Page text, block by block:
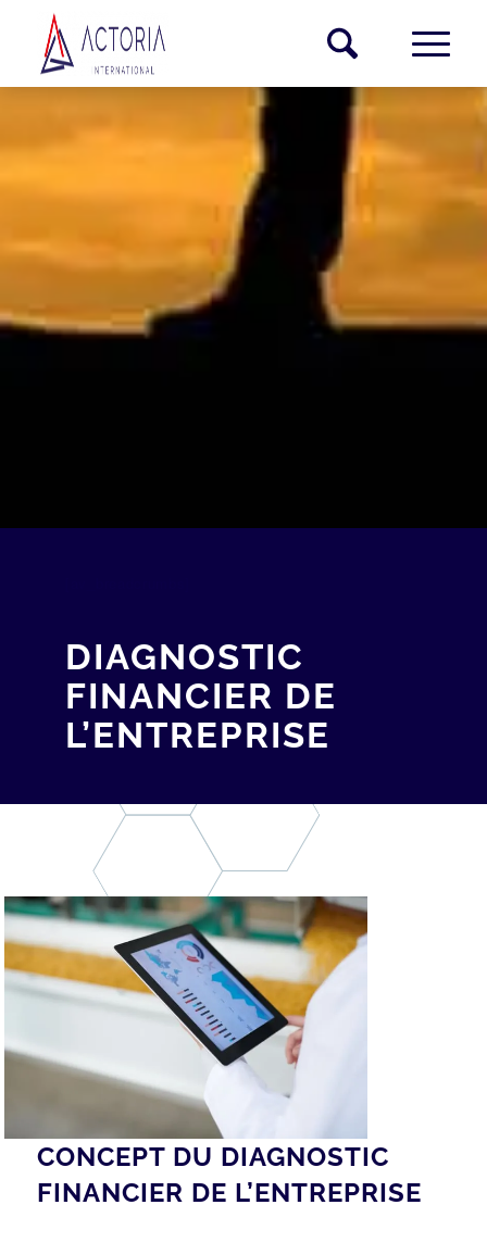
DIAGNOSTIC
FINANCIER DE
L’ENTREPRISE
CONCEPT DU DIAGNOSTIC
FINANCIER DE L’ENTREPRISE